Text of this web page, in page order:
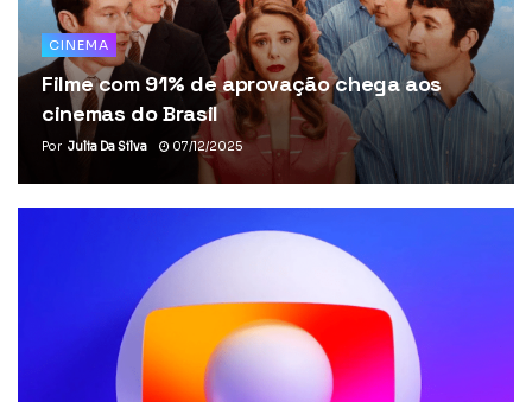
CINEMA
Filme com 91% de aprovação chega aos
cinemas do Brasil
Por Julia Da Silva 07/12/2025